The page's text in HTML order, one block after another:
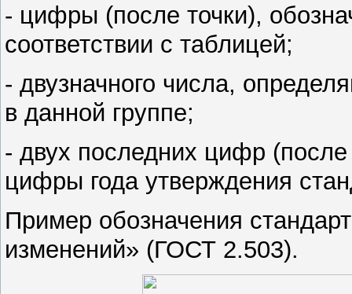
- цифры (после точки),
соответствии с таблицей;
- двузначного числа,
в данной группе;
- двух последних цифр
цифры года утверждения
Пример обозначения
изменений» (ГОСТ 2.503).